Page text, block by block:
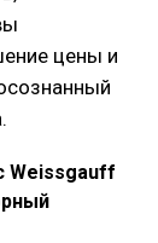
цены и
Weissgauff